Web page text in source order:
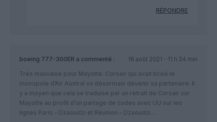
RÉPONDRE
boeing 777-300ER a commenté :
18 août 2021 - 11 h 34 min
Très mauvaise pour Mayotte. Corsair qui avait brisé le
monopole d’Air Austral va désormais devenir sa partenaire. Il
y a moyen que cela se traduise par un retrait de Corsair sur
Mayotte au profit d’un partage de codes avec UU sur les
lignes Paris – Dzaoudzi et Réunion – Dzaoudzi…